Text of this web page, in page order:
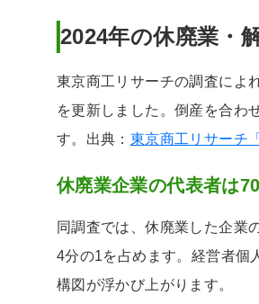
2024年の休廃業・
東京商工リサーチの調査によ
を更新しました。倒産を合わ
す。出典： 東京商工リサーチ
休廃業企業の代表者は
同調査では、休廃業した企業
4分の1を占めます。経営者個
構図が浮かび上がります。